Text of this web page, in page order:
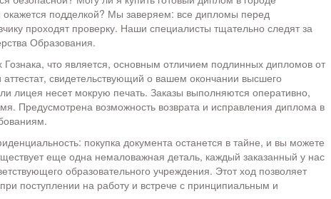
окажется подделкой? Мы заверяем: все дипломы перед
проходят проверку. Наши специалисты тщательно следят за
Образования.
что является, основным отличием подлинных дипломов от
свидетельствующий о вашем окончании высшего
лицея несет мокрую печать. Заказы выполняются оперативно,
Предусмотрена возможность возврата и исправления диплома в
покупка документа останется в тайне, и вы можете
еще одна немаловажная деталь, каждый заказанный у нас
образовательного учреждения. Этот ход позволяет
поступлении на работу и встрече с принципиальным и